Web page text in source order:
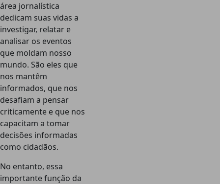
área jornalística
dedicam suas vidas a
investigar, relatar e
analisar os eventos
que moldam nosso
mundo. São eles que
nos mantêm
informados, que nos
desafiam a pensar
criticamente e que nos
capacitam a tomar
decisões informadas
como cidadãos.
No entanto, essa
importante função da